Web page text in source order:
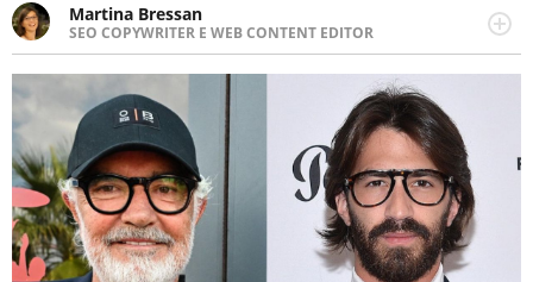
Martina Bressan
SEO COPYWRITER E WEB CONTENT EDITOR
Appassionata di viaggi, di trail running e di yoga, ama
scoprire nuovi posti e nuove culture. Curiosa,
determinata e intraprendente adora leggere ma
soprattutto scrivere.